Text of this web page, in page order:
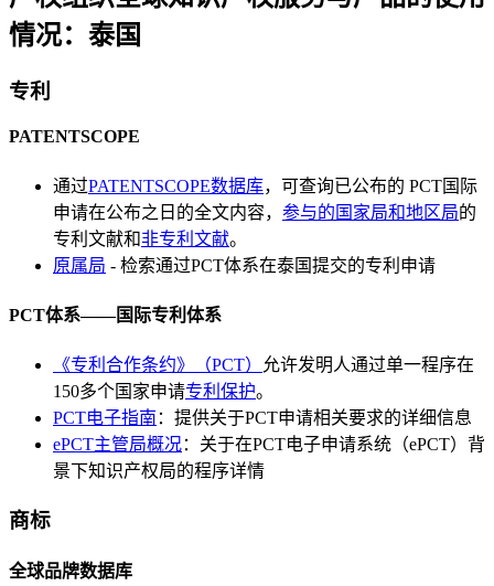
情况：泰国
专利
PATENTSCOPE
通过PATENTSCOPE数据库，可查询已公布的 PCT国际
申请在公布之日的全文内容， 参与的国家局和地区局的
专利文献和非专利文献。
原属局 - 检索通过PCT体系在泰国提交的专利申请
PCT体系——国际专利体系
《专利合作条约》（PCT）
允许发明人通过单一程序在
150多个国家申请专利保护。
PCT电子指南 ：提供关于PCT申请相关要求的详细信息
ePCT主管局概况：关于在PCT电子申请系统（ePCT）背
景下知识产权局的程序详情
商标
全球品牌数据库